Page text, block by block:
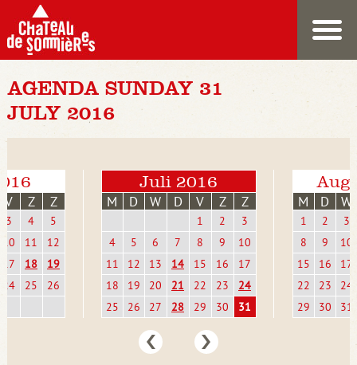
AGENDA SUNDAY 31
JULY 2016
V Z Z
3 4
5
10
11
12
17
18
19
24
25 26
Juli 2016
M D W D V Z Z
1 2
3
4
5 6 7 8 9
10
11
12 13 14 15 16
17
18
19 20 21 22 23
24
25
26 27 28 29 30 31
M D W
1 2
3
8
9
10
15
16
17
22
23
24
29
30 31